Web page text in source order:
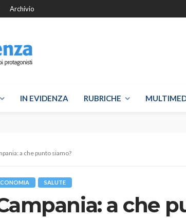
Archivio
IN EVIDENZA RUBRICHE
a che punto siamo?
SALUTE
a che